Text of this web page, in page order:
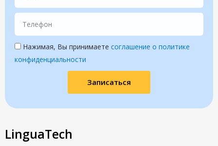
Нажимая, Вы принимаете соглашение о политике
конфиденциальности
Записаться
LinguaTech